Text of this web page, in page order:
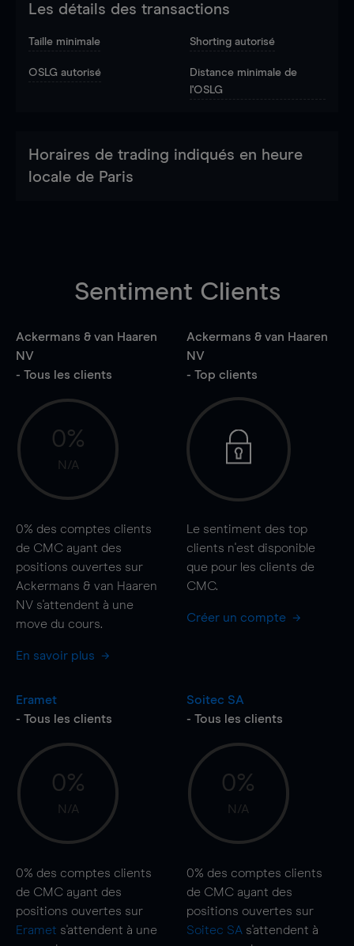
Les détails des transactions
Taille minimale Shorting autorisé
OSLG autorisé
Distance minimale de
l'OSLG
Horaires de trading indiqués en heure
locale de Paris
Sentiment Clients
Ackermans & van Haaren
NV
- Tous les clients
0%
N/A
0% des comptes clients
de CMC ayant des
positions ouvertes sur
Ackermans & van Haaren
NV s'attendent à une
move du cours.
En savoir plus
Ackermans & van Haaren
NV
- Top clients
Le sentiment des top
clients n'est disponible
que pour les clients de
CMC.
Créer un compte
Eramet
- Tous les clients
0%
N/A
0% des comptes clients
de CMC ayant des
positions ouvertes sur
Eramet s'attendent à une
Soitec SA
- Tous les clients
0%
N/A
0% des comptes clients
de CMC ayant des
positions ouvertes sur
Soitec SA s'attendent à